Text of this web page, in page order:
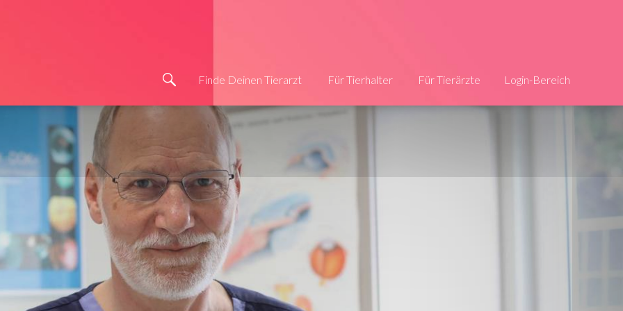
Finde Deinen Tierarzt Für Tierhalter Für Tierärzte
Die Infos
Login-Bereich